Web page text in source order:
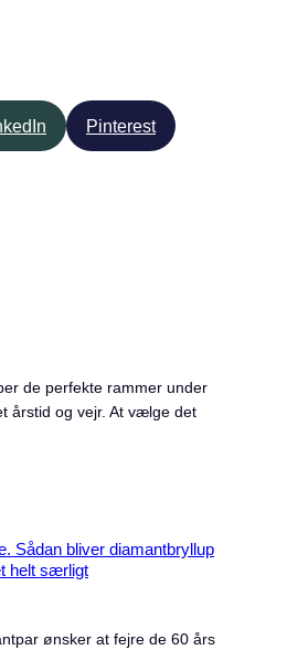
Pinterest
de perfekte rammer under
årstid og vejr. At vælge det
Sådan bliver diamantbryllup
helt særligt
ønsker at fejre de 60 års